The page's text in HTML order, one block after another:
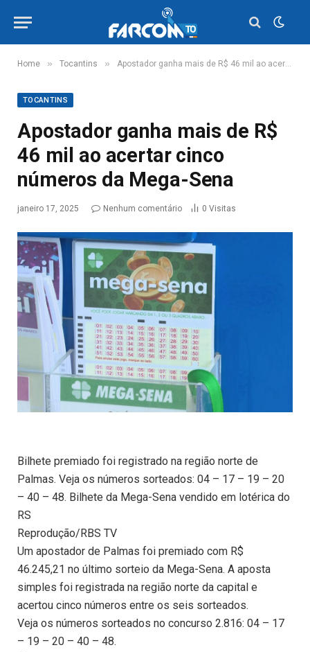
Home » Tocantins » Apostador ganha mais de R$ 46 mil ao acertar cinco números da Mega-Sena
TOCANTINS
Apostador ganha mais de R$
46 mil ao acertar cinco
números da Mega-Sena
janeiro 17, 2025 Nenhum comentário 0 Visitas
Bilhete premiado foi registrado na região norte de
Palmas. Veja os números sorteados: 04 – 17 – 19 – 20
– 40 – 48. Bilhete da Mega-Sena vendido em lotérica do
RS
Reprodução/RBS TV
Um apostador de Palmas foi premiado com R$
46.245,21 no último sorteio da Mega-Sena. A aposta
simples foi registrada na região norte da capital e
acertou cinco números entre os seis sorteados.
Veja os números sorteados no concurso 2.816: 04 – 17
– 19 – 20 – 40 – 48.